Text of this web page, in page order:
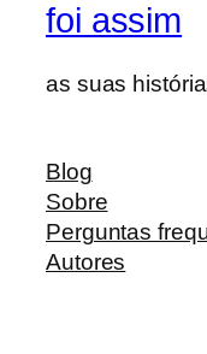
foi assim
as suas
Blog
Sobre
Perguntas
Autores